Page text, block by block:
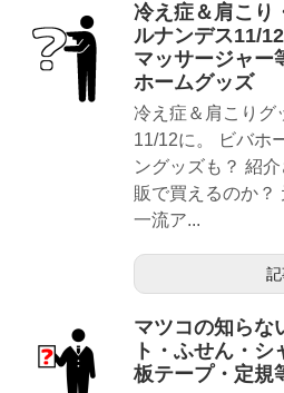
冷え症＆肩こり
ルナンデス11/
マッサージャー
ホームグッズ
冷え症＆肩こりグ
11/12に。 ビバホ
ングッズも？ 紹
販で買えるのか？
一流ア...
マツコの知らな
ト・ふせん・
板テープ・定規